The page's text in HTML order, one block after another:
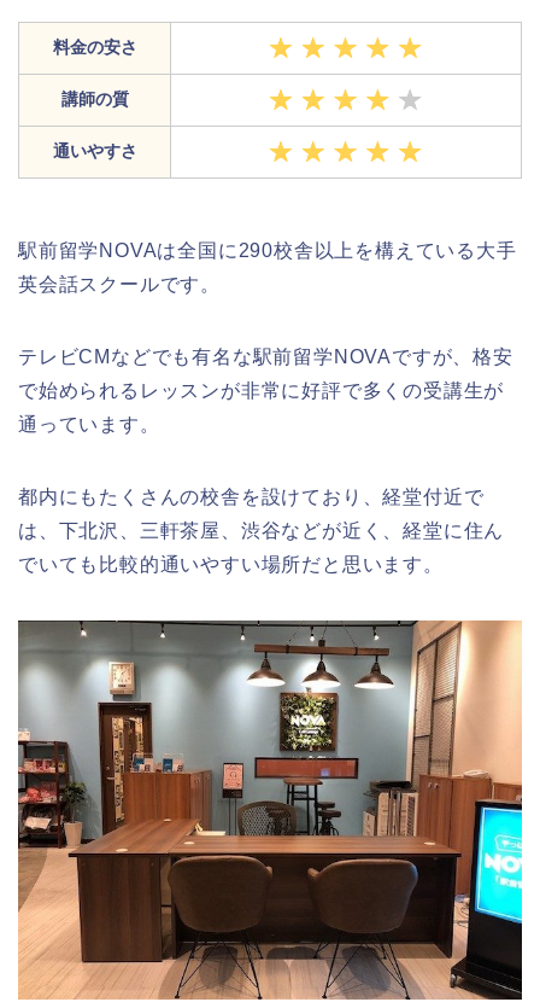
料金の安さ
講師の質
通いやすさ
駅前留学NOVAは全国に290校舎以上を構えている大手
英会話スクールです。
テレビCMなどでも有名な駅前留学NOVAですが、格安
で始められるレッスンが非常に好評で多くの受講生が
通っています。
都内にもたくさんの校舎を設けており、経堂付近で
は、下北沢、三軒茶屋、渋谷などが近く、経堂に住ん
でいても比較的通いやすい場所だと思います。